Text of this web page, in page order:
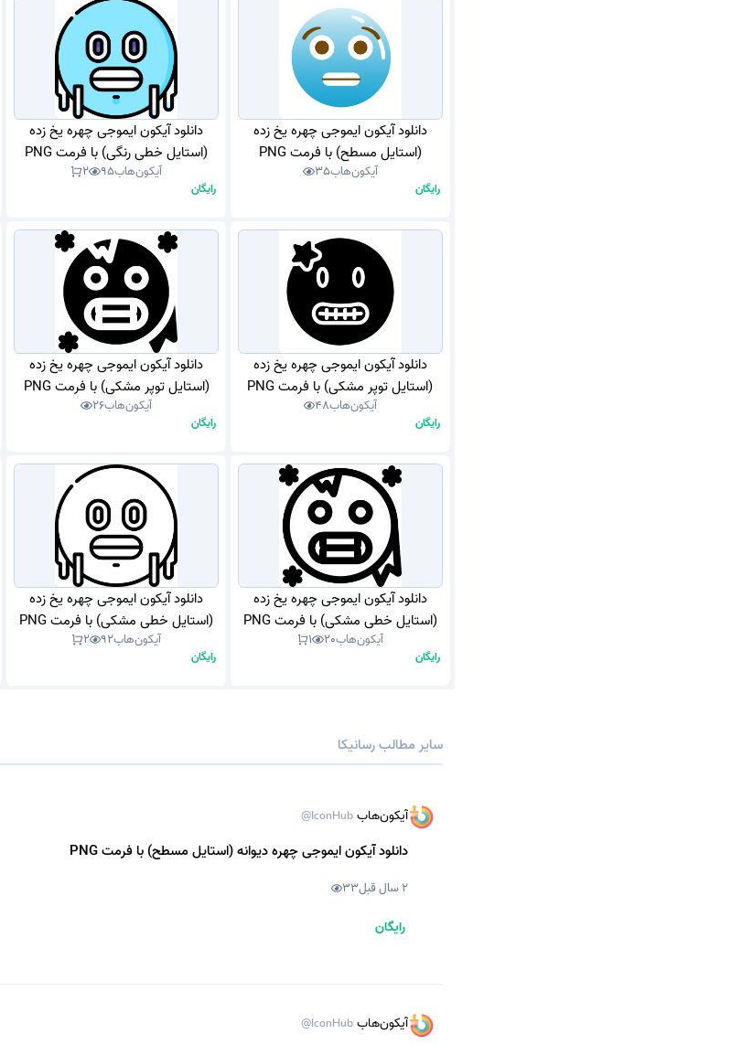
دانلود آیکون ایموجی چهره یخ زده
(استایل مسطح) با فرمت PNG
آیکون‌هاب35
رایگان
دانلود آیکون ایموجی چهره یخ زده
(استایل خطی رنگی) با فرمت PNG
آیکون‌هاب95
2
رایگان
دانلود آیکون ایموجی چهره یخ زده
(استایل توپر مشکی) با فرمت PNG
آیکون‌هاب48
رایگان
دانلود آیکون ایموجی چهره یخ زده
(استایل توپر مشکی) با فرمت PNG
آیکون‌هاب26
رایگان
دانلود آیکون ایموجی چهره یخ زده
(استایل خطی مشکی) با فرمت PNG
آیکون‌هاب20
1
رایگان
دانلود آیکون ایموجی چهره یخ زده
(استایل خطی مشکی) با فرمت PNG
آیکون‌هاب92
2
رایگان
سایر مطالب رسانیکا
آیکون‌هاب @IconHub
دانلود آیکون ایموجی چهره دیوانه (استایل مسطح) با فرمت PNG
2 سال قبل 33
رایگان
آیکون‌هاب @IconHub